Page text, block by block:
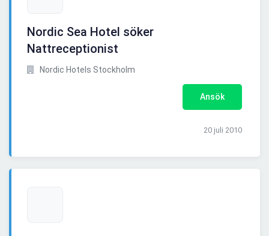
Nordic Sea Hotel söker
Nattreceptionist
Nordic Hotels Stockholm
Ansök
20 juli 2010